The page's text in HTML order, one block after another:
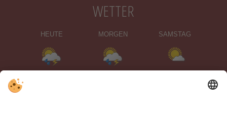
WETTER
HEUTE MORGEN SAMSTAG
©